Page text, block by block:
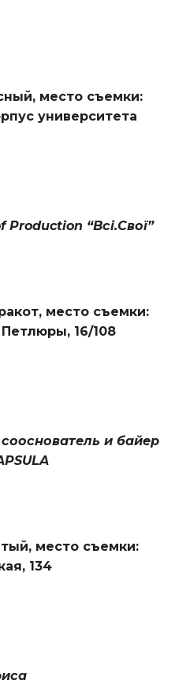
место съемки:
университета
Production “Всi.Свої”
место съемки:
16/108
и байер
место съемки:
134